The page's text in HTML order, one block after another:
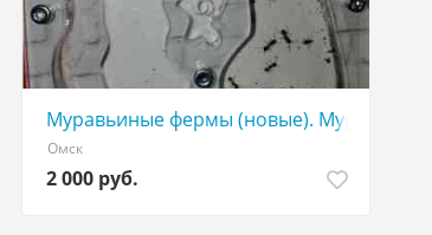
Карпатка
Муравьиные фермы (новые). Муравьи
Омск
2 000 руб.